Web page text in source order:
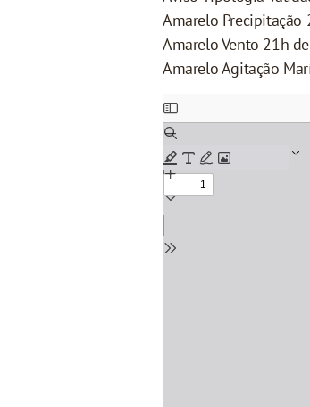
Amarelo
Amarelo Vento 21h
Amarelo Agitação